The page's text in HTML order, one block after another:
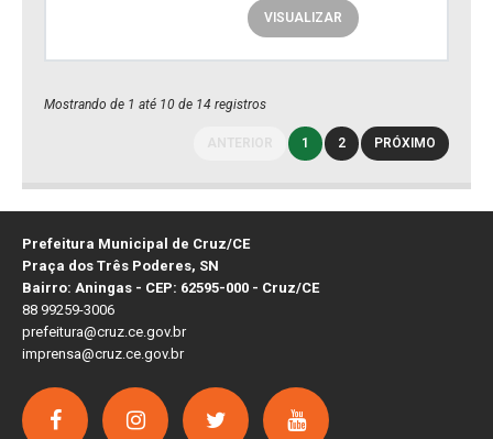
VISUALIZAR
Mostrando de 1 até 10 de 14 registros
1 2 PRÓXIMO
Prefeitura Municipal de Cruz/CE
Praça dos Três Poderes, SN
Bairro: Aningas - CEP: 62595-000 - Cruz/CE
88 99259-3006
prefeitura@cruz.ce.gov.br
imprensa@cruz.ce.gov.br